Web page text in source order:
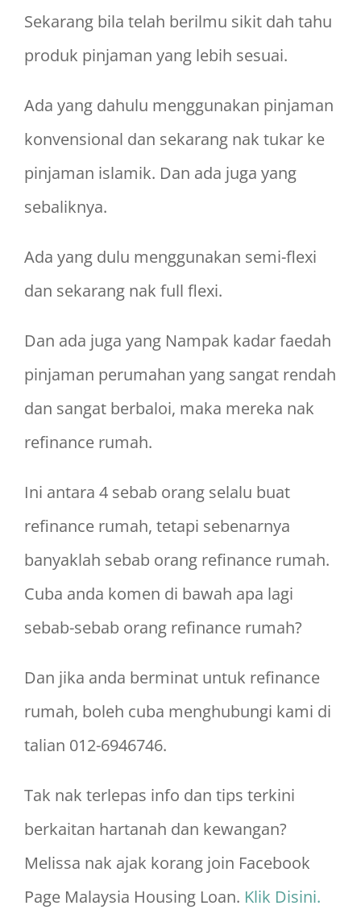
Sekarang bila telah berilmu sikit dah tahu
produk pinjaman yang lebih sesuai.
Ada yang dahulu menggunakan pinjaman
konvensional dan sekarang nak tukar ke
pinjaman islamik. Dan ada juga yang
sebaliknya.
Ada yang dulu menggunakan semi-flexi
dan sekarang nak full flexi.
Dan ada juga yang Nampak kadar faedah
pinjaman perumahan yang sangat rendah
dan sangat berbaloi, maka mereka nak
refinance rumah.
Ini antara 4 sebab orang selalu buat
refinance rumah, tetapi sebenarnya
banyaklah sebab orang refinance rumah.
Cuba anda komen di bawah apa lagi
sebab-sebab orang refinance rumah?
Dan jika anda berminat untuk refinance
rumah, boleh cuba menghubungi kami di
talian 012-6946746.
Tak nak terlepas info dan tips terkini
berkaitan hartanah dan kewangan?
Melissa nak ajak korang join Facebook
Page Malaysia Housing Loan. Klik Disini.